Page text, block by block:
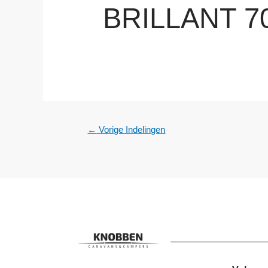
BRILLANT
← Vorige Indelingen